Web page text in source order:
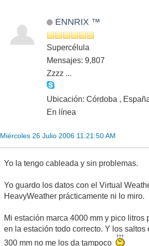
ENNRIX ™
Supercélula
Mensajes: 9,807
Zzzz ...
Ubicación: Córdoba ,
En línea
Miércoles 26 Julio 2006 11:21:50 AM
Yo la tengo cableada y sin problemas.
Yo guardo los datos con el Virtual
HeavyWeather prácticamente ni lo miro.
Mi estación marca 4000 mm y pico litros
en la estación todo correcto. Y los saltos
300 mm no me los da tampoco